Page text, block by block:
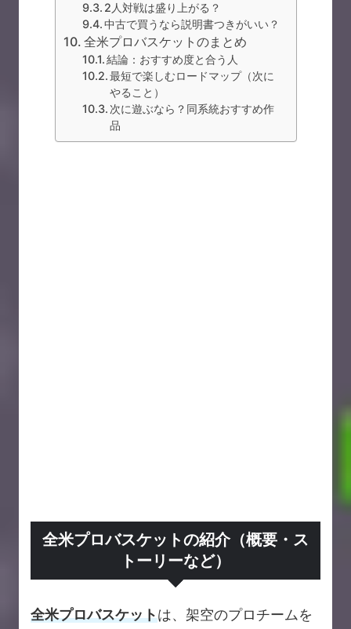
2人対戦は盛り上がる？
中古で買うなら説明書つきがいい？
全米プロバスケットのまとめ
結論：おすすめ度と合う人
最短で楽しむロードマップ（次に
やること）
次に遊ぶなら？同系統おすすめ作
品
全米プロバスケットの紹介（概要・ス
トーリーなど）
全米プロバスケットは、架空のプロチームを